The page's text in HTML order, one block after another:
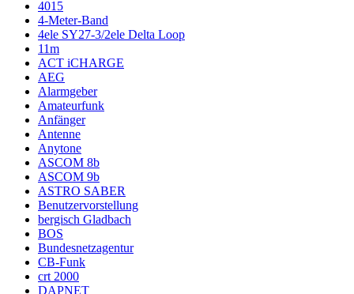
4015
4-Meter-Band
4ele SY27-3/2ele Delta Loop
11m
ACT iCHARGE
AEG
Alarmgeber
Amateurfunk
Anfänger
Antenne
Anytone
ASCOM 8b
ASCOM 9b
ASTRO SABER
Benutzervorstellung
bergisch Gladbach
BOS
Bundesnetzagentur
CB-Funk
crt 2000
DAPNET